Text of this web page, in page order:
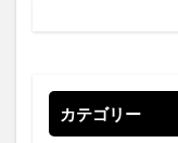
カテゴリー